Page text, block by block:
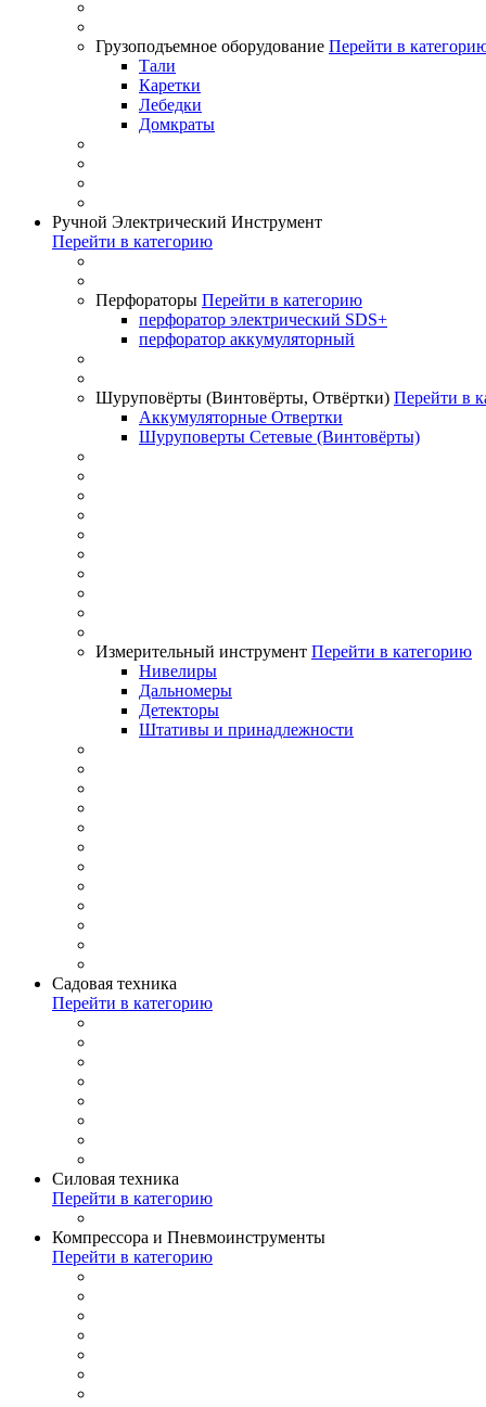
Грузоподъемное оборудование Перейти в
Тали
Каретки
Лебедки
Домкраты
Ручной Электрический Инструмент
Перейти в категорию
Перфораторы Перейти в категорию
перфоратор электрический SDS+
перфоратор аккумуляторный
Шуруповёрты (Винтовёрты, Отвёртки) Перейти в
Аккумуляторные Отвертки
Шуруповерты Сетевые (Винтовёрты)
Измерительный инструмент Перейти в категорию
Нивелиры
Дальномеры
Детекторы
Штативы и принадлежности
Садовая техника
Перейти в категорию
Силовая техника
Перейти в категорию
Компрессора и Пневмоинструменты
Перейти в категорию